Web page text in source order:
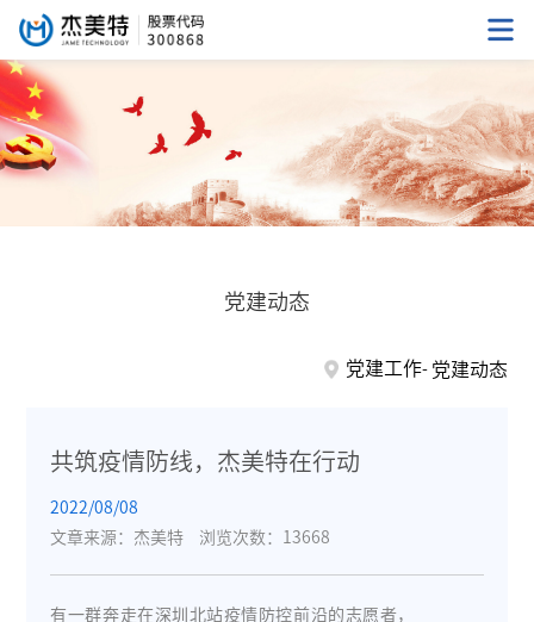
党建动态
党建工作 党建动态
共筑疫情防线，杰美特在行动
2022/08/08
文章来源：杰美特
浏览次数：13668
有一群奔走在深圳北站疫情防控前沿的志愿者，